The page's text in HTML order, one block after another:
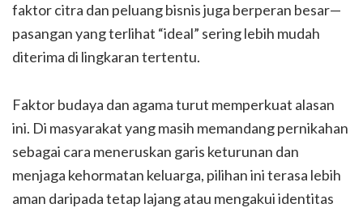
faktor citra dan peluang bisnis juga berperan besar—
pasangan yang terlihat “ideal” sering lebih mudah
diterima di lingkaran tertentu.
Faktor budaya dan agama turut memperkuat alasan
ini. Di masyarakat yang masih memandang pernikahan
sebagai cara meneruskan garis keturunan dan
menjaga kehormatan keluarga, pilihan ini terasa lebih
aman daripada tetap lajang atau mengakui identitas